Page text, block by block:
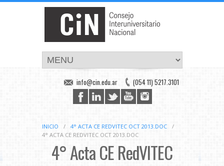
(054 11) 5217.3101
info@cin.edu.ar
INICIO / 4° ACTA CE REDVITEC OCT 2013.DOC
/
4° ACTA CE REDVITEC OCT 2013.DOC
4° Acta CE RedVITEC